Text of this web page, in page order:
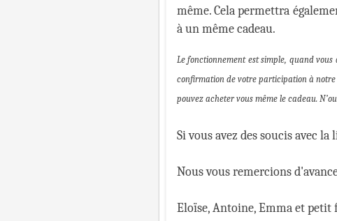
même. Cela permettra
à un même cadeau.
Le fonctionnement est simple, quand
confirmation de votre participation à notre
pouvez acheter vous même le cadeau.
Si vous avez des soucis avec
Nous vous remercions
Eloïse, Antoine, Emma et petit